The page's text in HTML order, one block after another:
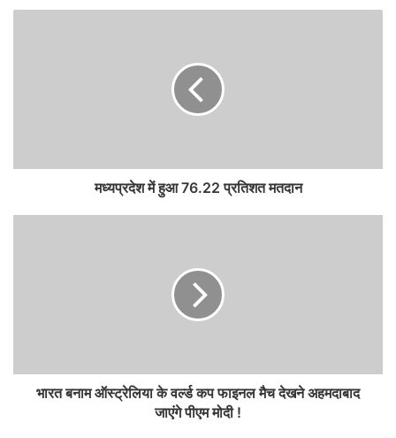
मध्यप्रदेश में हुआ 76.22 प्रतिशत मतदान
भारत बनाम ऑस्ट्रेलिया के वर्ल्ड कप फाइनल मैच देखने अहमदाबाद
जाएंगे पीएम मोदी !